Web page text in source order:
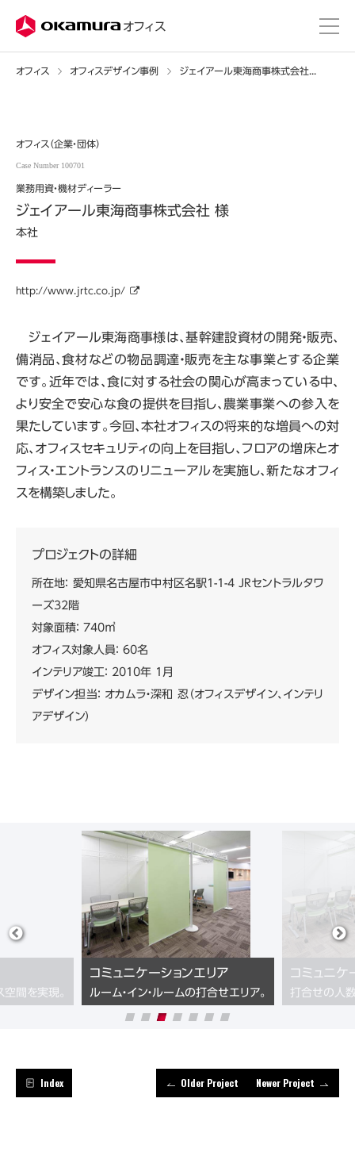
オフィス
オフィス オフィスデザイン事例
オフィス（企業・団体）
Case Number 100701
業務用資・機材ディーラー
ジェイアール東海商事株式会社 様
本社
http://www.jrtc.co.jp/
ジェイアール東海商事様は、基幹建設資材の開発・販売、
備消品、食材などの物品調達・販売を主な事業とする企業
です。近年では、食に対する社会の関心が高まっている中、
より安全で安心な食の提供を目指し、農業事業への参入を
果たしています。今回、本社オフィスの将来的な増員への対
応、オフィスセキュリティの向上を目指し、フロアの増床とオ
フィス・エントランスのリニューアルを実施し、新たなオフィ
スを構築しました。
プロジェクトの詳細
所在地： 愛知県名古屋市中村区名駅1-1-4 JRセントラルタワ
ーズ32階
対象面積： 740㎡
オフィス対象人員： 60名
インテリア竣工： 2010年 1月
デザイン担当： オカムラ・深和 忍（オフィスデザイン、インテリ
アデザイン）
間を実現。
コミュニケーションエリア
ルーム・イン・ルームの打合せエリア。
コミュニケ
打合せの人
Index Older Project Newer Project